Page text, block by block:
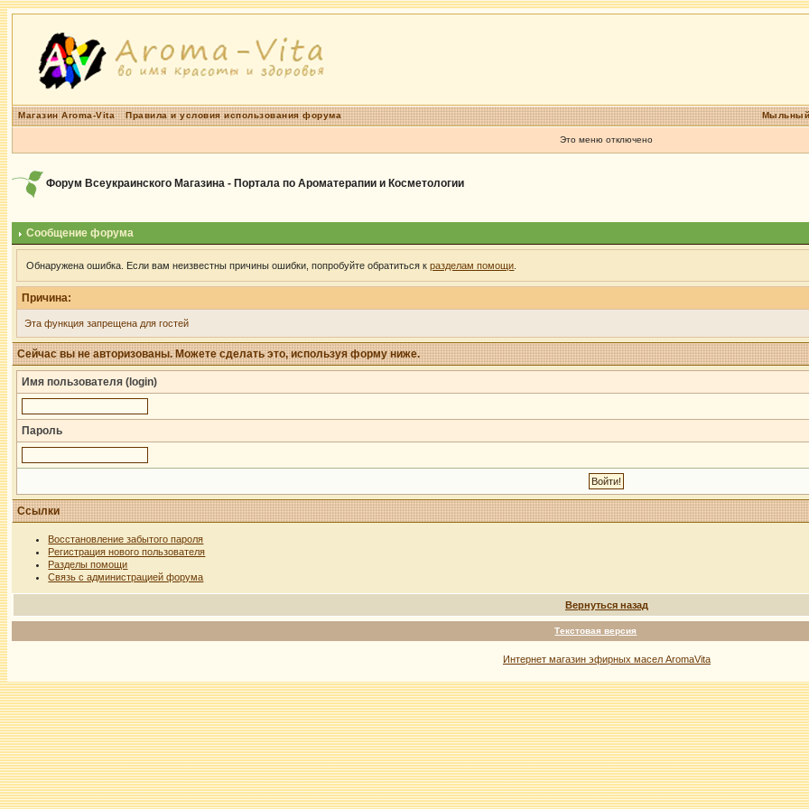
Магазин Aroma-Vita Правила и условия использования форума Мыльный
Это меню отключено
Форум Всеукраинского Магазина - Портала по Ароматерапии и Косметологии
Сообщение форума
Обнаружена ошибка. Если вам неизвестны причины ошибки, попробуйте обратиться кразделам помощи
Причина:
Эта функция запрещена для гостей
Сейчас вы не авторизованы. Можете сделать это, используя форму ниже.
Имя пользователя (login)
Пароль
Ссылки
Восстановление забытого пароля
Регистрация нового пользователя
Разделы помощи
Связь с администрацией форума
Вернуться назад
Текстовая версия
Интернет магазин эфирных масел AromaVita